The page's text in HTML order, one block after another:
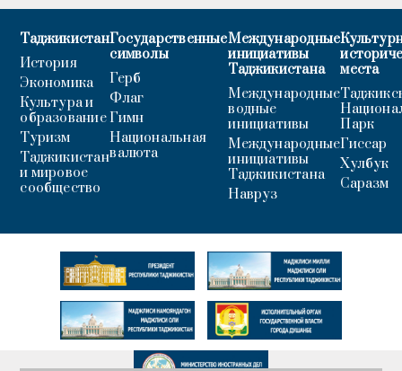
Таджикистан
История
Экономика
Культура и
образование
Туризм
Таджикистан
и мировое
сообщество
Государственные
символы
Герб
Флаг
Гимн
Национальная
валюта
Международные
инициативы
Таджикистана
Международные
водные
инициативы
Международные
инициативы
Таджикистана
Навруз
места
Парк
Гиссар
Хулбук
Саразм